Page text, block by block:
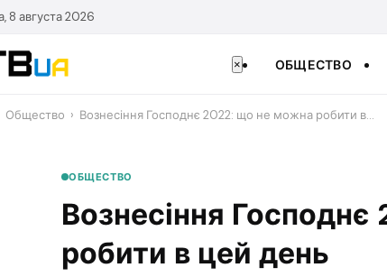
8 августа 2026
× ОБЩЕСТВО
Общество › Вознесіння Господнє 2022: що не можна робити в…
ОБЩЕСТВО
Вознесіння
робити в цей день